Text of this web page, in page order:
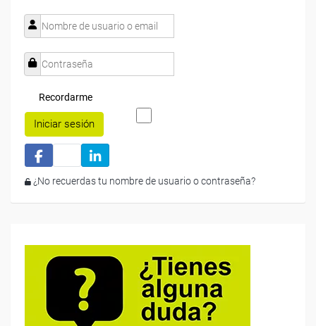
Recordarme
Iniciar sesión
¿No recuerdas tu nombre de usuario o contraseña?